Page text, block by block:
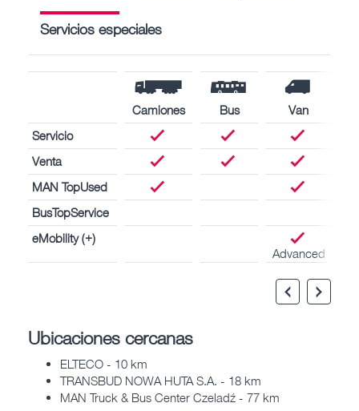
Servicios especiales
Camiones Bus
Van
Servicio
Venta
MAN TopUsed
BusTopService
eMobility (+)
Advanced
Ubicaciones cercanas
ELTECO - 10 km
TRANSBUD NOWA HUTA S.A. - 18 km
MAN Truck & Bus Center Czeladź - 77 km